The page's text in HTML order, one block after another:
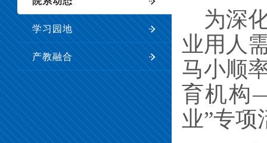
学习园地
产教融合
为深
业用人
马小顺
育机构
业”专项